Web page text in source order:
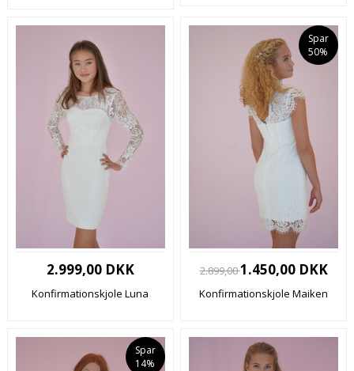
2.999,00 DKK
Konfirmationskjole Luna
Spar
50%
2.899,001.450,00 DKK
Konfirmationskjole Maiken
Spar
14%